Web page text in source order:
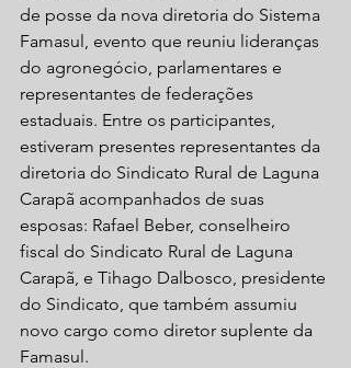
de posse da nova diretoria do Sistema
Famasul, evento que reuniu lideranças
do agronegócio, parlamentares e
representantes de federações
estaduais. Entre os participantes,
estiveram presentes representantes da
diretoria do Sindicato Rural de Laguna
Carapã acompanhados de suas
esposas: Rafael Beber, conselheiro
fiscal do Sindicato Rural de Laguna
Carapã, e Tihago Dalbosco, presidente
do Sindicato, que também assumiu
novo cargo como diretor suplente da
Famasul.